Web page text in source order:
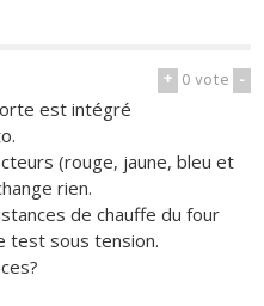
+ 0vote -
est intégré
(rouge, jaune, bleu et
rien.
de chauffe du four
test sous tension.